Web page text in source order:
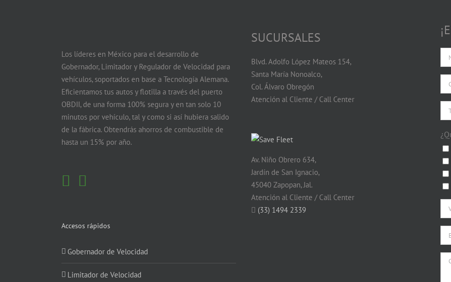
Los líderes en México para el desarrollo de
Gobernador, Limitador y Regulador de Velocidad para
vehículos, soportados en base a Tecnología Alemana.
Eficientamos tus autos y flotilla a través del puerto
OBDII, de una forma 100% segura y en tan solo 10
minutos por vehículo, tal y como si así hubiera salido
de la fábrica. Obtendrás ahorros de combustible de
hasta un 15% por año.
Accesos rápidos
Gobernador de Velocidad
Limitador de Velocidad
SUCURSALES
Blvd. Adolfo López Mateos 154,
Santa María Nonoalco,
Col. Álvaro Obregón
Atención al Cliente / Call Center
Av. Niño Obrero 634,
Jardín de San Ignacio,
45040 Zapopan, Jal.
Atención al Cliente / Call Center
(33) 1494 2339